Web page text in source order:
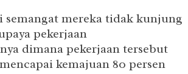
mereka tidak kunjung
pekerjaan
dimana pekerjaan tersebut
kemajuan 80 persen